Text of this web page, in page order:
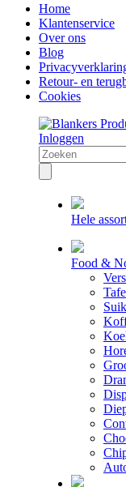
Home
Klantenservice
Over ons
Blog
Retour- en
Cookies
Inloggen
Hele
Food &